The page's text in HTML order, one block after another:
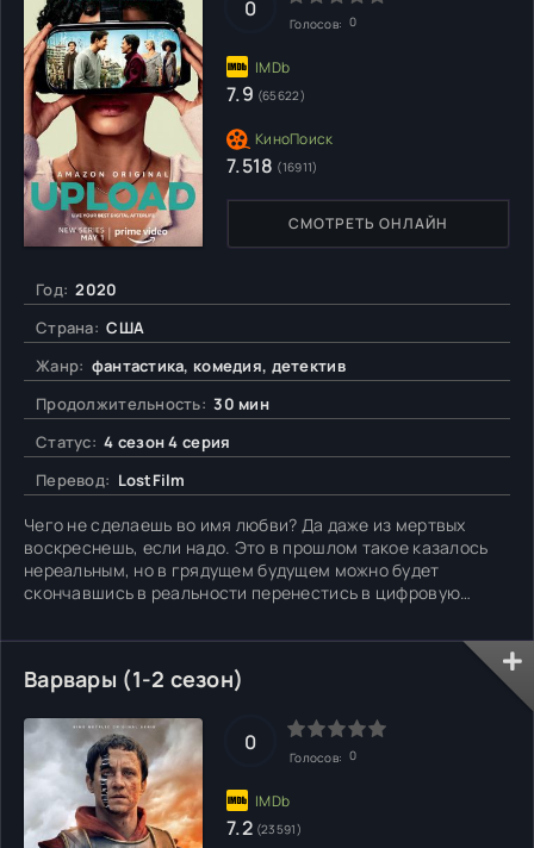
Год: 2020
Страна: США
Жанр: фантастика, комедия, детектив
Продолжительность: 30 мин
Статус: 4 сезон 4 серия
Перевод: LostFilm
Чего не сделаешь во имя любви? Да даже из мертвых
воскреснешь, если надо. Это в прошлом такое казалось
нереальным, но в грядущем будущем можно будет
скончавшись в реальности перенестись в цифровую
первых, он понимает, что это лучше, чем ничего и может
профессионально отслеживать происходящее, ведь он
программист, а всему
СМОТРЕТЬ ОНЛАЙН
0
Голосов: 0
7.9 (65622)
7.518 (16911)
Варвары (1-2 сезон)
0
Голосов: 0
7.2 (23591)